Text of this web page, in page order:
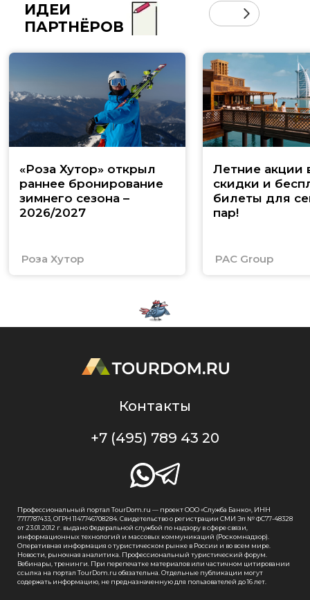
ИДЕИ
ПАРТНЁРОВ
«Роза Хутор» открыл
раннее бронирование
зимнего сезона –
2026/2027
Роза Хутор
Летние акции
скидки и
билеты для
пар!
PAC Group
Контакты
+7 (495) 789 43 20
Профессиональный портал TourDom.ru — проект ООО «Служба Банко», ИНН
7717787433, ОГРН 1147746708284. Свидетельство о регистрации СМИ Эл № ФС77-48328
от 23.01.2012 г. выдано Федеральной службой по надзору в сфере связи,
информационных технологий и массовых коммуникаций (Роскомнадзор).
Оперативная информация о туристическом рынке в России и во всем мире.
Новости, рыночная аналитика. Профессиональный туристический форум.
Вебинары, тренинги. При перепечатке материалов или частичном цитировании
ссылка на портал TourDom.ru обязательна. Отдельные публикации могут
содержать информацию, не предназначенную для пользователей до 16 лет.